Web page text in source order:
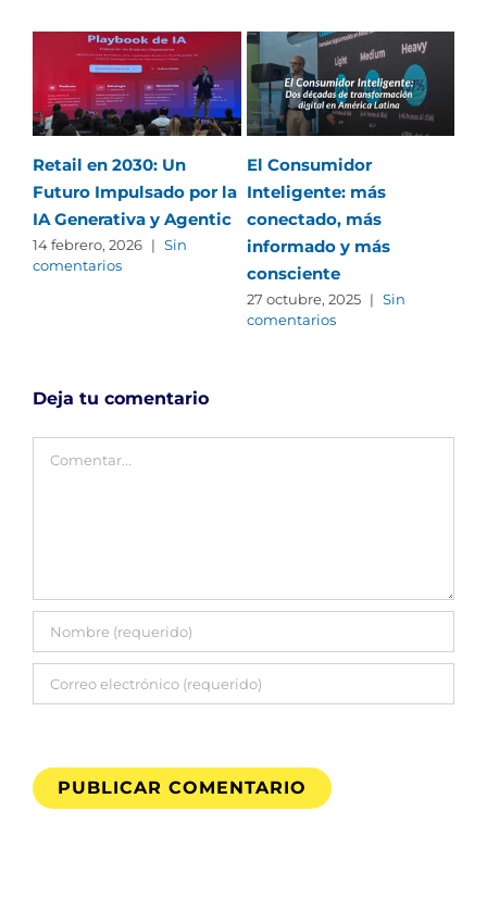
Retail en 2030: Un
Futuro Impulsado por la
IA Generativa y Agentic
14 febrero, 2026 | Sin
comentarios
El Consumidor
Inteligente: más
conectado, más
informado y más
consciente
27 octubre, 2025 | Sin
comentarios
Deja tu comentario
Comentar